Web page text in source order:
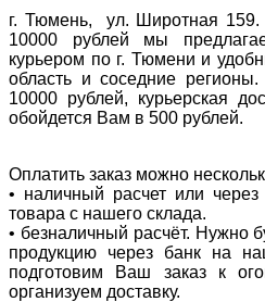
г. Тюмень, ул. Широтная 159.
10000 рублей мы
курьером по г. Тюмени и
область и соседние
10000 рублей, курьерская
обойдется Вам в 500 рублей.
Оплатить заказ можно
• наличный расчет или
товара с нашего склада.
• безналичный расчёт. Нужно
продукцию через банк на
подготовим Ваш заказ к
организуем доставку.